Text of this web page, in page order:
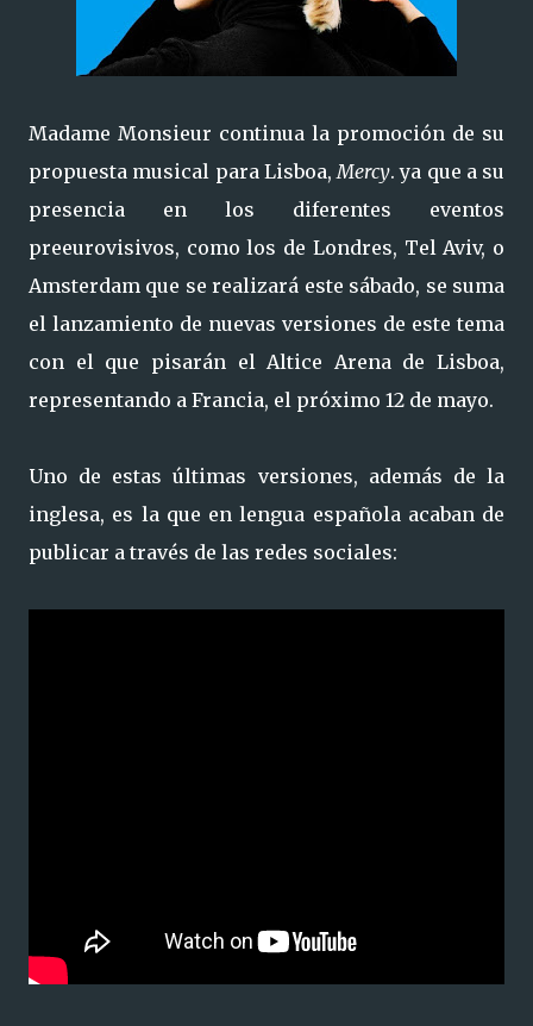
Madame Monsieur continua la promoción de su
propuesta musical para Lisboa,Mercy. ya que a su
presencia en los diferentes eventos
preeurovisivos, como los de Londres, Tel Aviv, o
Amsterdam que se realizará este sábado, se suma
el lanzamiento de nuevas versiones de este tema
con el que pisarán el Altice Arena de Lisboa,
representando a Francia, el próximo 12 de mayo.
Uno de estas últimas versiones, además de la
inglesa, es la que en lengua española acaban de
publicar a través de las redes sociales: